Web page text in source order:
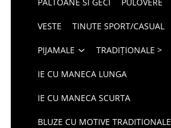
VESTE TINUTE SPORT/CASUAL
PIJAMALE TRADIȚIONALE >
IE CU MANECA LUNGA
IE CU MANECA SCURTA
BLUZE CU MOTIVE TRADITIONALE